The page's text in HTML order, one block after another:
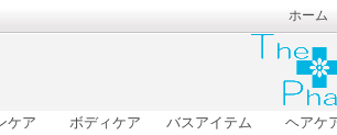
ホーム
ケア ボディケア バスアイテム
ヘアケ